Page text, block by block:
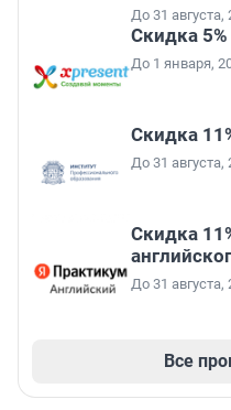
До 31 августа,
Скидка
До 1 января,
Скидка
До 31 августа,
Скидка
До 31 августа,
Все